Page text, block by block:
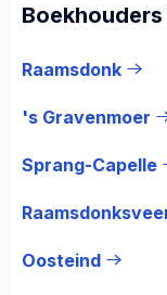
Raamsdonk
's Gravenmoer
Sprang-Capelle
Oosteind